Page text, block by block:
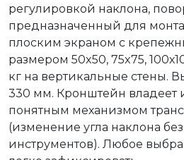
регулировкой наклона,
предназначенный для
плоским экраном с
размером 50x50, 75x75,
кг на вертикальные стены.
330 мм. Кронштейн владеет
понятным механизмом
(изменение угла наклона
инструментов). Любое